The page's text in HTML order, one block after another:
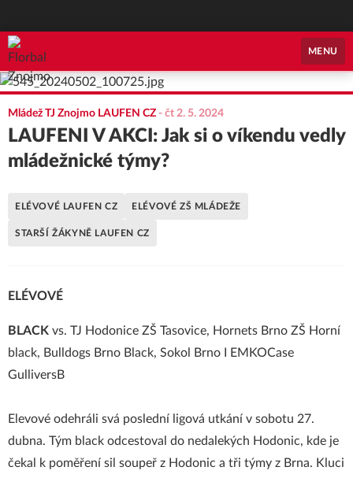
Florbal Znojmo
MENU
Mládež TJ Znojmo LAUFEN CZ - čt 2. 5. 2024
LAUFENI V AKCI: Jak si o víkendu vedly
mládežnické týmy?
ELÉVOVÉ LAUFEN CZ ELÉVOVÉ ZŠ MLÁDEŽE
STARŠÍ ŽÁKYNĚ LAUFEN CZ
ELÉVOVÉ
BLACK vs. TJ Hodonice ZŠ Tasovice, Hornets Brno ZŠ Horní
black, Bulldogs Brno Black, Sokol Brno I EMKOCase
GulliversB
Elevové odehráli svá poslední ligová utkání v sobotu 27.
dubna. Tým black odcestoval do nedalekých Hodonic, kde je
čekal k poměření sil soupeř z Hodonic a tři týmy z Brna. Kluci